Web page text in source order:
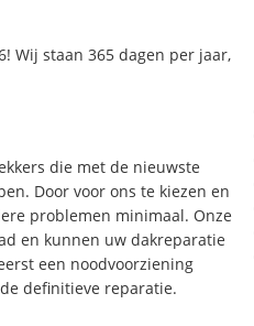
Wij staan 365 dagen per jaar,
die met de nieuwste
Door voor ons te kiezen en
problemen minimaal. Onze
en kunnen uw dakreparatie
een noodvoorziening
definitieve reparatie.